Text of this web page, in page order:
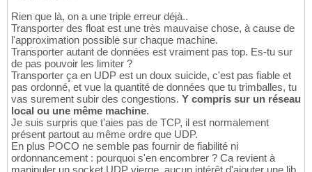
42
43
44
45
46
47
48
49
50
51
52
53
54
// Envoi des buffers
			UDPSocket.sendTo
(
// Verification du
for (int j=
}
}
}
catch(const Poco::Exception& e
		std::cerr << e.displayText
}
24
25
26
27
28
29
30
31
32
33
34
35
36
for(int n=0; n<nbData; n++
		dataShouldBeReceived
[n] = n
try {
Poco::Net::SocketAddress
Poco::Net::SocketAddress
// Creation du socket UDP
		Poco::Net:<img src=
"https://
// Restriction de la
		UDPSocket.connect
(
Rien que là, on a une triple erreur déjà..
Transporter des float est une très mauvaise chose, à cause de
l'approximation possible sur chaque machine.
Transporter autant de données est vraiment pas top. Es-tu sur
de pas pouvoir les limiter ?
Transporter ça en UDP est un doux suicide, c'est pas fiable et
pas ordonné, et vue la quantité de données que tu trimballes, tu
vas surement subir des congestions. Y compris sur un réseau
local ou une même machine.
Je suis surpris que t'aies pas de TCP, il est normalement
présent partout au même ordre que UDP.
En plus POCO ne semble pas fournir de fiabilité ni
ordonnancement : pourquoi s'en encombrer ? Ca revient à